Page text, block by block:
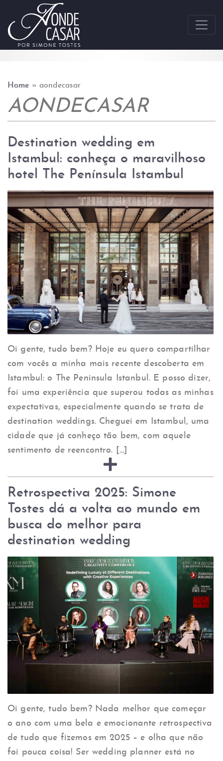
Skip to content
Home »aondecasar
AONDECASAR
Destination wedding em
Istambul: conheça o maravilhoso
hotel The Península Istambul
Oi gente, tudo bem? Hoje eu quero compartilhar
com vocês a minha mais recente descoberta em
Istambul: o The Peninsula Istanbul. E posso dizer,
foi uma experiência que superou todas as minhas
expectativas, especialmente quando se trata de
destination weddings. Cheguei em Istambul, uma
cidade que já conheço tão bem, com aquele
sentimento de reencontro. […]
Retrospectiva 2025: Simone
Tostes dá a volta ao mundo em
busca do melhor para
destination wedding
Oi gente, tudo bem? Nada melhor que começar
o ano com uma bela e emocionante retrospectiva
de tudo que fizemos em 2025 – e olha que não
foi pouca coisa! Ser wedding planner está no